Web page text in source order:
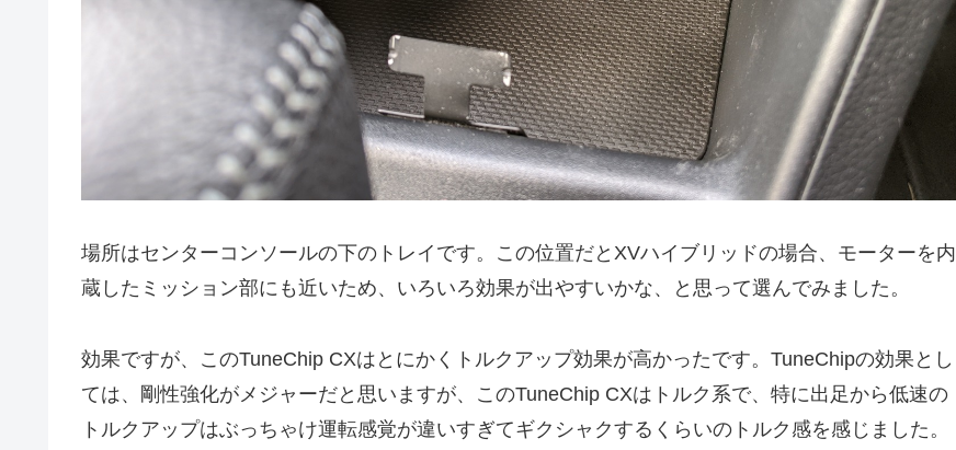
場所はセンターコンソールの下のトレイです。この位置だとXVハイブリッドの場合、モーターを内
蔵したミッション部にも近いため、いろいろ効果が出やすいかな、と思って選んでみました。
効果ですが、このTuneChip CXはとにかくトルクアップ効果が高かったです。TuneChipの効果とし
ては、剛性強化がメジャーだと思いますが、このTuneChip CXはトルク系で、特に出足から低速の
トルクアップはぶっちゃけ運転感覚が違いすぎてギクシャクするくらいのトルク感を感じました。